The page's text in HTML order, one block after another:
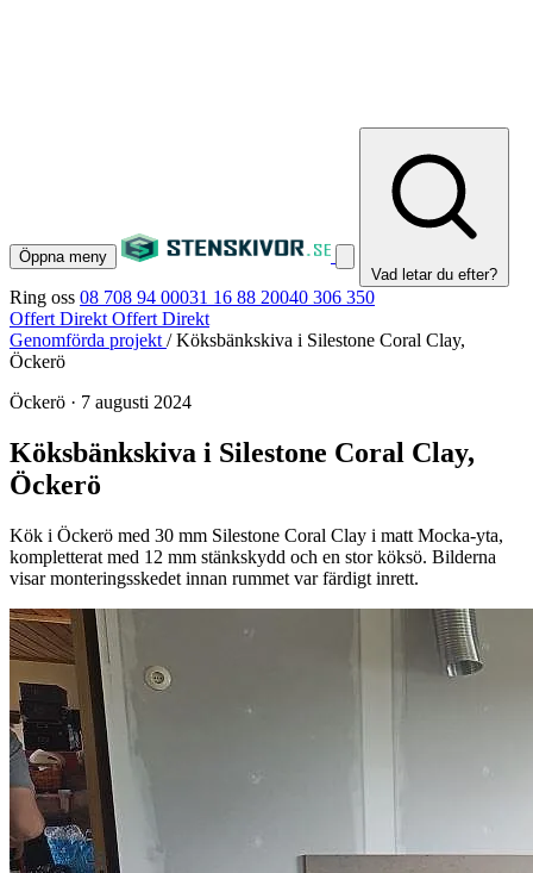
Öppna meny
Vad letar du efter?
Ring oss 08 708 94 00031 16 88 20040 306 350
Offert Direkt Offert Direkt
Genomförda projekt / Köksbänkskiva i Silestone Coral Clay,
Öckerö
Öckerö · 7 augusti 2024
Köksbänkskiva i Silestone Coral Clay,
Öckerö
Kök i Öckerö med 30 mm Silestone Coral Clay i matt Mocka-yta,
kompletterat med 12 mm stänkskydd och en stor köksö. Bilderna
visar monteringsskedet innan rummet var färdigt inrett.